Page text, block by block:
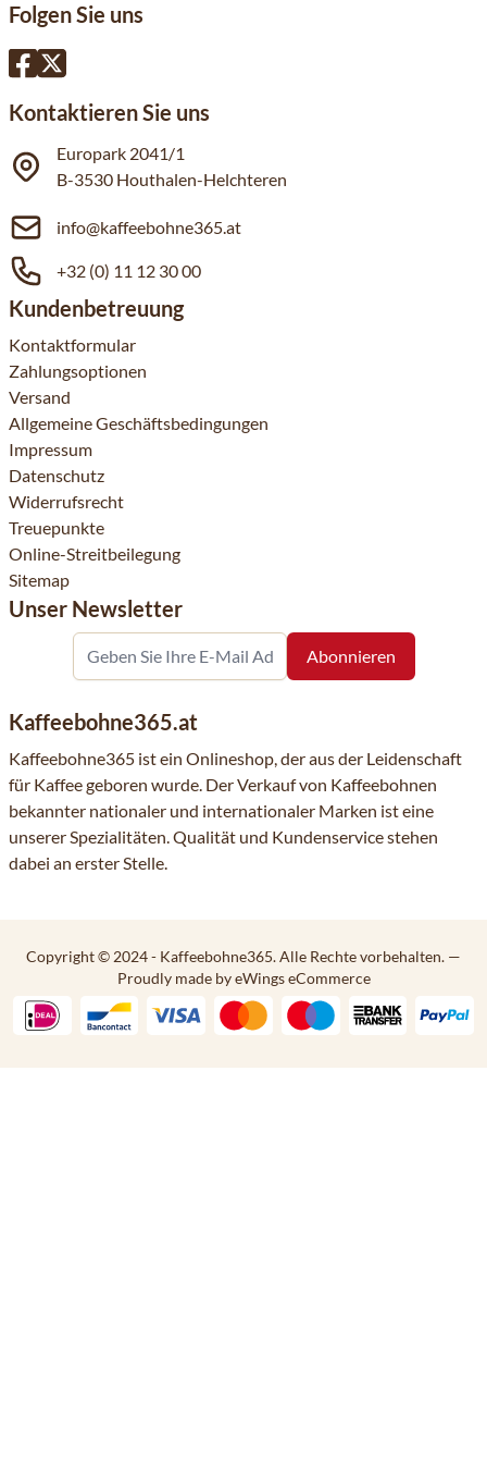
Folgen Sie uns
Kontaktieren Sie uns
Europark 2041/1
B-3530 Houthalen-Helchteren
info@kaffeebohne365.at
+32 (0) 11 12 30 00
Kundenbetreuung
Kontaktformular
Zahlungsoptionen
Versand
Allgemeine Geschäftsbedingungen
Impressum
Datenschutz
Widerrufsrecht
Treuepunkte
Online-Streitbeilegung
Sitemap
Unser Newsletter
Kaffeebohne365.at
Kaffeebohne365 ist ein Onlineshop, der aus der Leidenschaft
für Kaffee geboren wurde. Der Verkauf von Kaffeebohnen
bekannter nationaler und internationaler Marken ist eine
unserer Spezialitäten. Qualität und Kundenservice stehen
dabei an erster Stelle.
Copyright © 2024 - Kaffeebohne365. Alle Rechte vorbehalten. —
Proudly made by eWings eCommerce